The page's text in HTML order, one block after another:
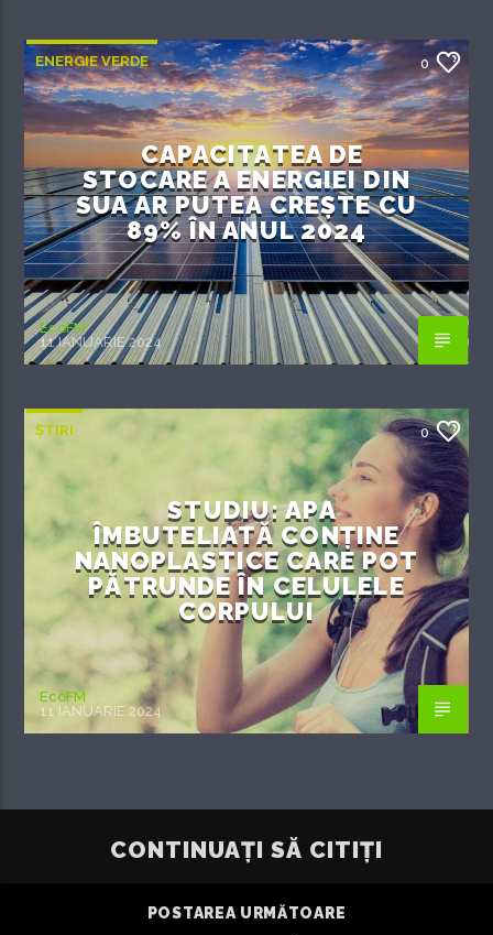
ENERGIE VERDE 0
CAPACITATEA DE
STOCARE A ENERGIEI DIN
SUA AR PUTEA CREȘTE CU
89% ÎN ANUL 2024
EcoFM
11 IANUARIE 2024
ȘTIRI 0
STUDIU: APA
ÎMBUTELIATĂ CONȚINE
NANOPLASTICE CARE POT
PĂTRUNDE ÎN CELULELE
CORPULUI
EcoFM
11 IANUARIE 2024
CONTINUAȚI SĂ CITIȚI
POSTAREA URMĂTOARE